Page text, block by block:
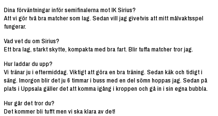
Dina förväntningar inför semifinalerna mot IK Sirius?
Att vi gör två bra matcher som lag. Sedan vill jag givetvis att mitt målvaktsspel
fungerar.
Vad vet du om Sirius?
Ett bra lag, starkt skytte, kompakta med bra fart. Blir tuffa matcher tror jag.
Hur laddar du upp?
Vi tränar ju i eftermiddag. Viktigt att göra en bra träning. Sedan käk och tidigt i
säng. Imorgon blir det ju 6 timmar i buss med en del sömn hoppas jag. Sedan på
plats i Uppsala gäller det att komma igång i kroppen och gå in i sin egna bubbla.
Hur går det tror du?
Det kommer bli tufft men vi ska klara av det!